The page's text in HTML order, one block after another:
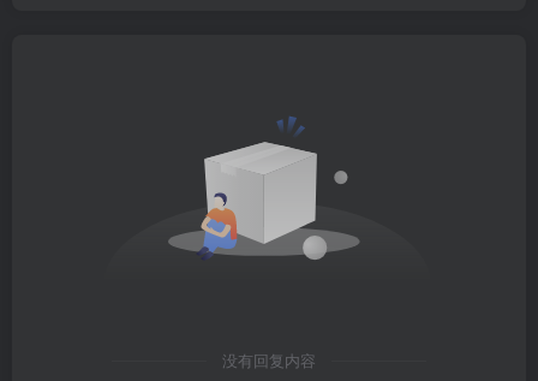
没有回复内容